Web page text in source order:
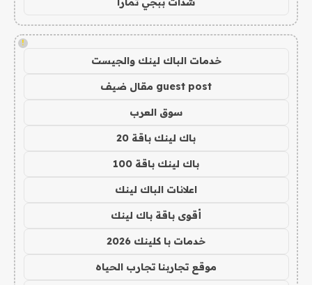
!
خدمات الباك لينك والجيست
guest post مقال ضيف
سوق العرب
باك لينك باقة 20
باك لينك باقة 100
اعلانات الباك لينك
أقوى باقة باك لينك
خدمات با كلينك 2026
موقع تجاربنا تجارب الحياه